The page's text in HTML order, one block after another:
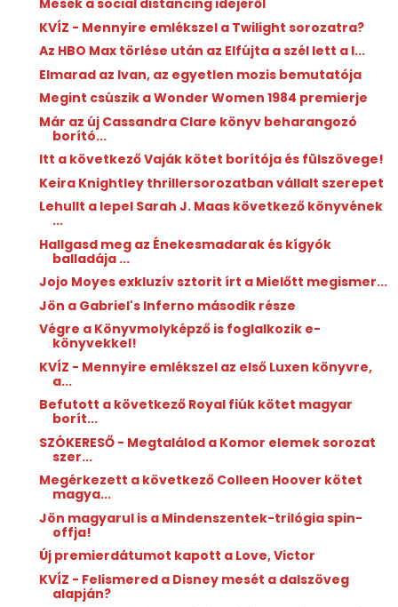
Mesék a social distancing idejéről
KVÍZ - Mennyire emlékszel a Twilight sorozatra?
Az HBO Max törlése után az Elfújta a szél lett a l...
Elmarad az Ivan, az egyetlen mozis bemutatója
Megint csúszik a Wonder Women 1984 premierje
Már az új Cassandra Clare könyv beharangozó
borító...
Itt a következő Vaják kötet borítója és fülszövege!
Keira Knightley thrillersorozatban vállalt szerepet
Lehullt a lepel Sarah J. Maas következő könyvének
...
Hallgasd meg az Énekesmadarak és kígyók
balladája ...
Jojo Moyes exkluzív sztorit írt a Mielőtt megismer...
Jön a Gabriel's Inferno második része
Végre a Könyvmolyképző is foglalkozik e-
könyvekkel!
KVÍZ - Mennyire emlékszel az első Luxen könyvre,
a...
Befutott a következő Royal fiúk kötet magyar
borít...
SZÓKERESŐ - Megtalálod a Komor elemek sorozat
szer...
Megérkezett a következő Colleen Hoover kötet
magya...
Jön magyarul is a Mindenszentek-trilógia spin-
offja!
Új premierdátumot kapott a Love, Victor
KVÍZ - Felismered a Disney mesét a dalszöveg
alapján?